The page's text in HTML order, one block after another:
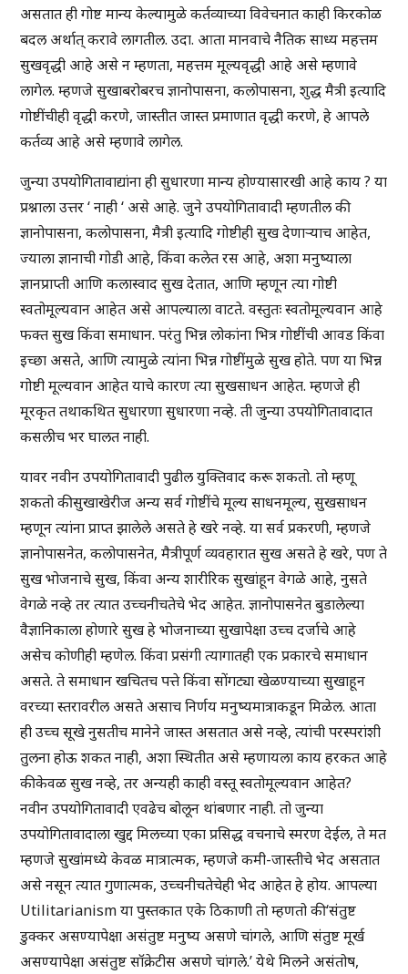
असतात ही गोष्ट मान्य केल्यामुळे कर्तव्याच्या विवेचनात काही किरकोळ
बदल अर्थात् करावे लागतील. उदा. आता मानवाचे नैतिक साध्य महत्तम
सुखवृद्धी आहे असे न म्हणता, महत्तम मूल्यवृद्धी आहे असे म्हणावे
लागेल. म्हणजे सुखाबरोबरच ज्ञानोपासना, कलोपासना, शुद्ध मैत्री इत्यादि
गोष्टींचीही वृद्धी करणे, जास्तीत जास्त प्रमाणात वृद्धी करणे, हे आपले
कर्तव्य आहे असे म्हणावे लागेल.
जुन्या उपयोगितावाद्यांना ही सुधारणा मान्य होण्यासारखी आहे काय ? या
प्रश्नाला उत्तर ‘ नाही ‘ असे आहे. जुने उपयोगितावादी म्हणतील की
ज्ञानोपासना, कलोपासना, मैत्री इत्यादि गोष्टीही सुख देणाऱ्याच आहेत,
ज्याला ज्ञानाची गोडी आहे, किंवा कलेत रस आहे, अशा मनुष्याला
ज्ञानप्राप्ती आणि कलास्वाद सुख देतात, आणि म्हणून त्या गोष्टी
स्वतोमूल्यवान आहेत असे आपल्याला वाटते. वस्तुतः स्वतोमूल्यवान आहे
फक्त सुख किंवा समाधान. परंतु भिन्न लोकांना भित्र गोष्टींची आवड किंवा
इच्छा असते, आणि त्यामुळे त्यांना भिन्न गोष्टींमुळे सुख होते. पण या भिन्न
गोष्टी मूल्यवान आहेत याचे कारण त्या सुखसाधन आहेत. म्हणजे ही
मूरकृत तथाकथित सुधारणा सुधारणा नव्हे. ती जुन्या उपयोगितावादात
कसलीच भर घालत नाही.
यावर नवीन उपयोगितावादी पुढील युक्तिवाद करू शकतो. तो म्हणू
शकतो की सुखाखेरीज अन्य सर्व गोष्टींचे मूल्य साधनमूल्य, सुखसाधन
म्हणून त्यांना प्राप्त झालेले असते हे खरे नव्हे. या सर्व प्रकरणी, म्हणजे
ज्ञानोपासनेत, कलोपासनेत, मैत्रीपूर्ण व्यवहारात सुख असते हे खरे, पण ते
सुख भोजनाचे सुख, किंवा अन्य शारीरिक सुखांहून वेगळे आहे, नुसते
वेगळे नव्हे तर त्यात उच्चनीचतेचे भेद आहेत. ज्ञानोपासनेत बुडालेल्या
वैज्ञानिकाला होणारे सुख हे भोजनाच्या सुखापेक्षा उच्च दर्जाचे आहे
असेच कोणीही म्हणेल. किंवा प्रसंगी त्यागातही एक प्रकारचे समाधान
असते. ते समाधान खचितच पत्ते किंवा सोंगट्या खेळण्याच्या सुखाहून
वरच्या स्तरावरील असते असाच निर्णय मनुष्यमात्राकडून मिळेल. आता
ही उच्च सूखे नुसतीच मानेने जास्त असतात असे नव्हे, त्यांची परस्परांशी
तुलना होऊ शकत नाही, अशा स्थितीत असे म्हणायला काय हरकत आहे
की केवळ सुख नव्हे, तर अन्यही काही वस्तू स्वतोमूल्यवान आहेत?
नवीन उपयोगितावादी एवढेच बोलून थांबणार नाही. तो जुन्या
उपयोगितावादाला खुद्द मिलच्या एका प्रसिद्ध वचनाचे स्मरण देईल, ते मत
म्हणजे सुखांमध्ये केवळ मात्रात्मक, म्हणजे कमी-जास्तीचे भेद असतात
असे नसून त्यात गुणात्मक, उच्चनीचतेचेही भेद आहेत हे होय. आपल्या
Utilitarianism या पुस्तकात एके ठिकाणी तो म्हणतो की ‘संतुष्ट
डुक्कर असण्यापेक्षा असंतुष्ट मनुष्य असणे चांगले, आणि संतुष्ट मूर्ख
असण्यापेक्षा असंतुष्ट सॉक्रेटीस असणे चांगले.’ येथे मिलने असंतोष,